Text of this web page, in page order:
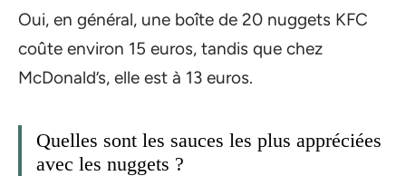
Oui, en général, une boîte de 20 nuggets KFC
coûte environ 15 euros, tandis que chez
McDonald’s, elle est à 13 euros.
Quelles sont les sauces les plus appréciées
avec les nuggets ?